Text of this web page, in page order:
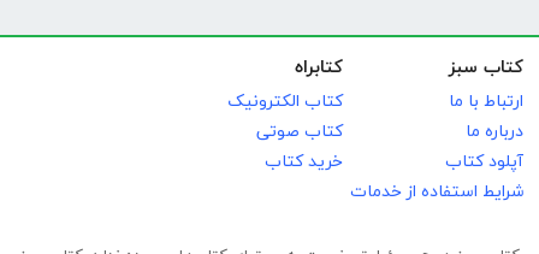
کتاب سبز
ارتباط با ما
درباره ما
آپلود کتاب
شرایط استفاده از خدمات
کتابراه
کتاب الکترونیک
کتاب صوتی
خرید کتاب